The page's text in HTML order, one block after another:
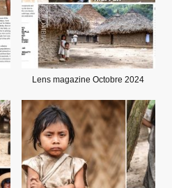
Lens magazine Octobre 2024